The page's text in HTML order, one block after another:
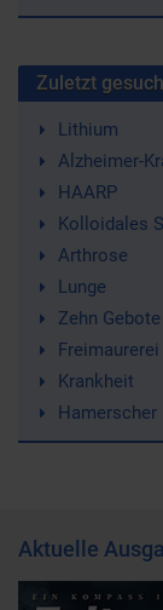
Zuletzt
Lithium
Alzheimer-
HAARP
Kolloidales
Arthrose
Lunge
Zehn Gebote
Freimaurerei
Krankheit
Hamerscher
Aktuelle